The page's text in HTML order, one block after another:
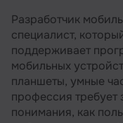
приложений
Какими
обладать
приложений
Минимальные
должность
Разработчик
специалист,
поддерживает
мобильных
планшеты, умные
профессия
понимания, как